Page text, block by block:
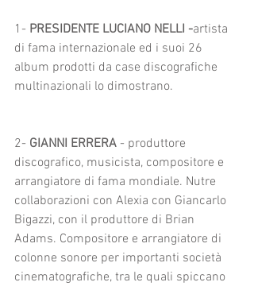
1- PRESIDENTE LUCIANO NELLI -artista
di fama internazionale ed i suoi 26
album prodotti da case discografiche
multinazionali lo dimostrano.
2- GIANNI ERRERA - produttore
discografico, musicista, compositore e
arrangiatore di fama mondiale. Nutre
collaborazioni con Alexia con Giancarlo
Bigazzi, con il produttore di Brian
Adams. Compositore e arrangiatore di
colonne sonore per importanti società
cinematografiche, tra le quali spiccano